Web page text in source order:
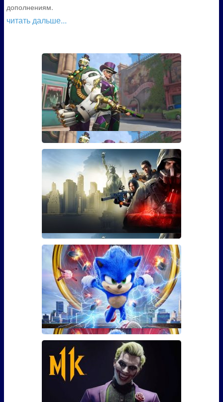
дополнениям.
читать дальше...
Гайд: Как открыть скин Марди
Гра для Эш из Overwatch
Если вы играли в Overwatch, то наверняка видели
там персона
Гайд: Как использовать бустер
30 уровня для The Division 2
Фанаты The Division 2 наверняка уже в курсе, что 3
марта игра �
Сколько сцен после титров у
Соника?
Сейчас практически каждый фильм – это повод
задерж�